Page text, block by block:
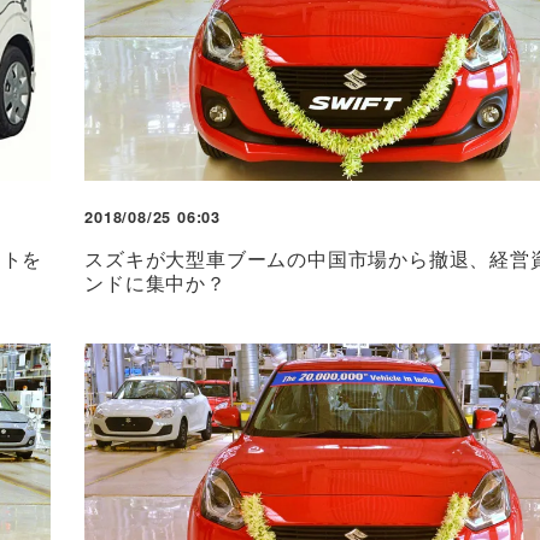
を
2018/08/25 06:03
スズキが大型車ブームの中国市場から撤退、経営
ンドに集中か？